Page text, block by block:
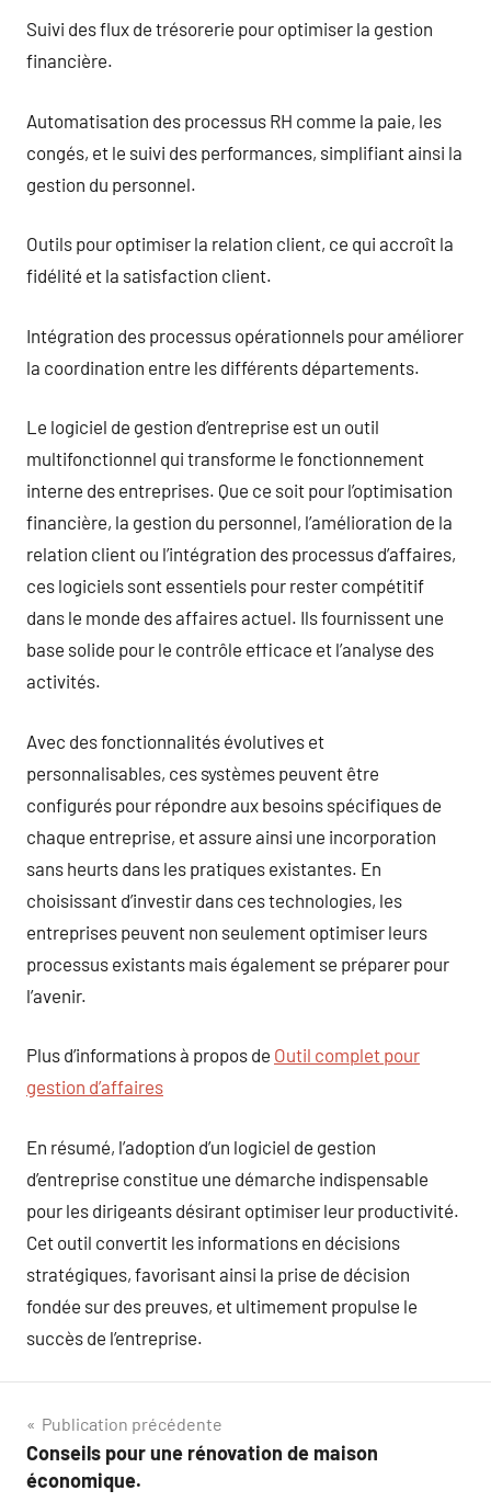
Suivi des flux de trésorerie pour optimiser la gestion
financière.
Automatisation des processus RH comme la paie, les
congés, et le suivi des performances, simplifiant ainsi la
gestion du personnel.
Outils pour optimiser la relation client, ce qui accroît la
fidélité et la satisfaction client.
Intégration des processus opérationnels pour améliorer
la coordination entre les différents départements.
Le logiciel de gestion d’entreprise est un outil
multifonctionnel qui transforme le fonctionnement
interne des entreprises. Que ce soit pour l’optimisation
financière, la gestion du personnel, l’amélioration de la
relation client ou l’intégration des processus d’affaires,
ces logiciels sont essentiels pour rester compétitif
dans le monde des affaires actuel. Ils fournissent une
base solide pour le contrôle efficace et l’analyse des
activités.
Avec des fonctionnalités évolutives et
personnalisables, ces systèmes peuvent être
configurés pour répondre aux besoins spécifiques de
chaque entreprise, et assure ainsi une incorporation
sans heurts dans les pratiques existantes. En
choisissant d’investir dans ces technologies, les
entreprises peuvent non seulement optimiser leurs
processus existants mais également se préparer pour
l’avenir.
Plus d’informations à propos de Outil complet pour
gestion d’affaires
En résumé, l’adoption d’un logiciel de gestion
d’entreprise constitue une démarche indispensable
pour les dirigeants désirant optimiser leur productivité.
Cet outil convertit les informations en décisions
stratégiques, favorisant ainsi la prise de décision
fondée sur des preuves, et ultimement propulse le
succès de l’entreprise.
Navigation
de
Publication précédente
Conseils pour une rénovation de maison
économique.